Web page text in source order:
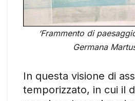
‘Frammento di
Germana
In questa visione di
temporizzato, in cui il